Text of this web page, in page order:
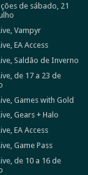
de sábado, 21
Vampyr
EA Access
Saldão de Inverno
de 17 a 23 de
Games with Gold
Gears + Halo
EA Access
Game Pass
de 10 a 16 de